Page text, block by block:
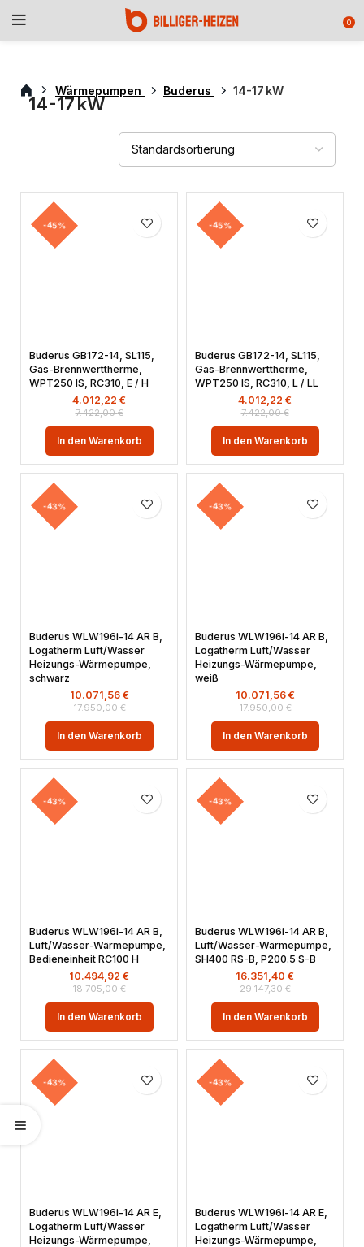
0
Wärmepumpen Buderus 14-17 kW
14-17 kW
-45%
Buderus GB172-14, SL115,
Gas-Brennwerttherme,
WPT250 IS, RC310, E / H
7.422,00€
4.012,22 €
In den Warenkorb
-45%
Buderus GB172-14, SL115,
Gas-Brennwerttherme,
WPT250 IS, RC310, L / LL
7.422,00€
4.012,22 €
In den Warenkorb
-43%
Buderus WLW196i-14 AR B,
Logatherm Luft/Wasser
Heizungs-Wärmepumpe,
schwarz
17.950,00€
10.071,56 €
In den Warenkorb
-43%
Buderus WLW196i-14 AR B,
Logatherm Luft/Wasser
Heizungs-Wärmepumpe,
weiß
17.950,00€
10.071,56 €
In den Warenkorb
-43%
Buderus WLW196i-14 AR B,
Luft/Wasser-Wärmepumpe,
Bedieneinheit RC100 H
18.705,00€
10.494,92 €
In den Warenkorb
-43%
Buderus WLW196i-14 AR B,
Luft/Wasser-Wärmepumpe,
SH400 RS-B, P200.5 S-B
29.147,30€
16.351,40 €
In den Warenkorb
-43%
Buderus WLW196i-14 AR E,
Logatherm Luft/Wasser
Heizungs-Wärmepumpe,
-43%
Buderus WLW196i-14 AR E,
Logatherm Luft/Wasser
Heizungs-Wärmepumpe,